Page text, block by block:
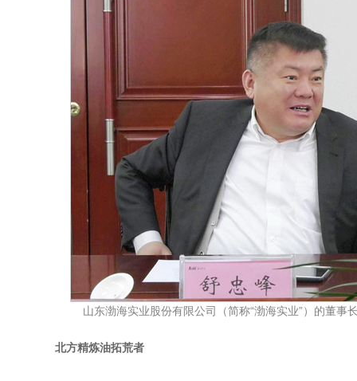
山东渤海实业股份有限公司（简称“渤海实业”）的董
北方精炼油拓荒者